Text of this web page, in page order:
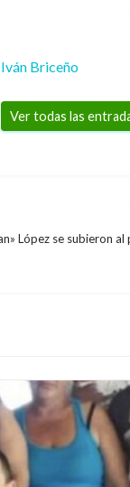
Iván Briceño
Ver todas las
López se subieron al